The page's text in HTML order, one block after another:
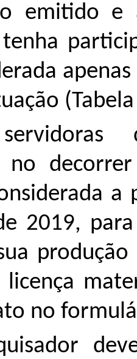
emitido e
tenha
(Tabela
no
a
2019,
no